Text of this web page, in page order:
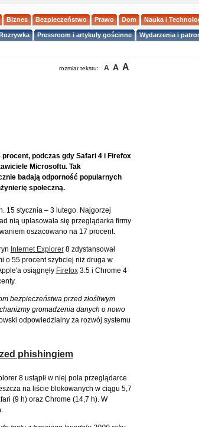
Biznes Bezpieczeństwo Prawo Dom Nauka i
Pressroom i artykuły gościnne Wydarzenia i
rozmiar tekstu: A A A
podczas gdy Safari 4 i Firefox
Microsoftu. Tak
badają odporność popularnych
społeczną.
15 stycznia – 3 lutego. Najgorzej
nią uplasowała się przeglądarka firmy
oszacowano na 17 procent.
Internet Explorer8 zdystansował
o 55 procent szybciej niż druga w
osiągnęły Firefox3.5 i Chrome 4
bezpieczeństwa przed złośliwym
gromadzenia danych o nowo
odpowiedzialny za rozwój systemu
phishingiem
8 ustąpił w niej pola przeglądarce
na liście blokowanych w ciągu 5,7
(9 h) oraz Chrome (14,7 h). W